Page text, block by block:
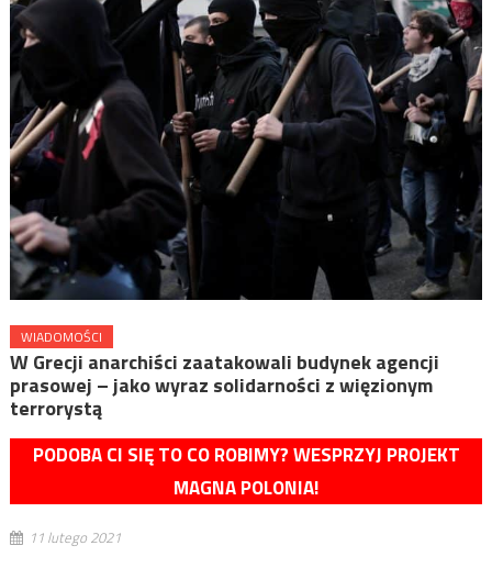
WIADOMOŚCI
W Grecji anarchiści zaatakowali budynek agencji
prasowej – jako wyraz solidarności z więzionym
terrorystą
PODOBA CI SIĘ TO CO ROBIMY? WESPRZYJ PROJEKT
MAGNA POLONIA!
11 lutego 2021